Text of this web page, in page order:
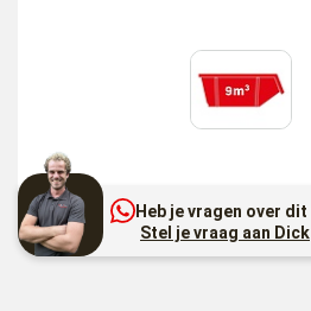
Heb je vragen over
Stel je vraag aan Dick